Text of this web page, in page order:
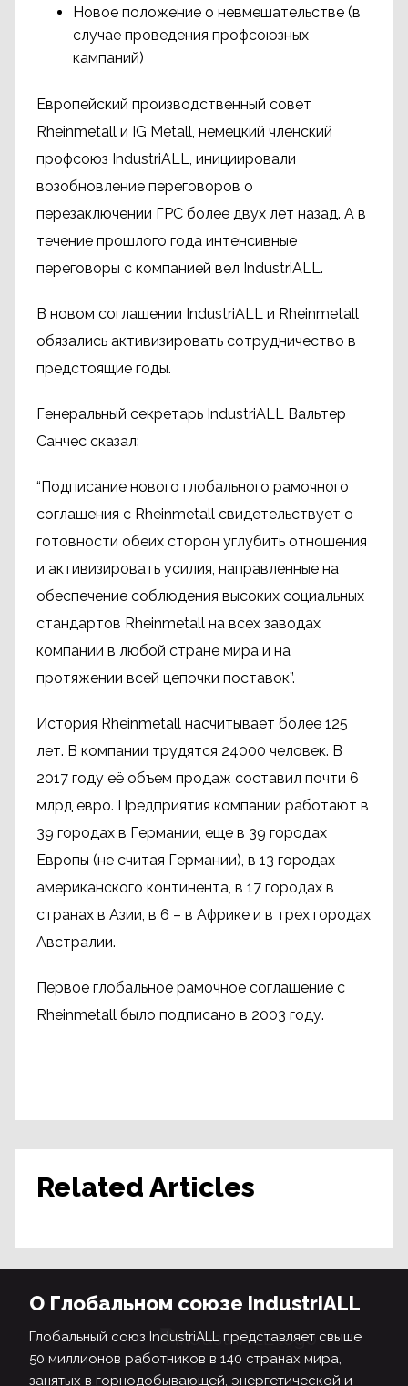
Новое положение о невмешательстве (в
случае проведения профсоюзных
кампаний)
Европейский производственный совет
Rheinmetall и IG Metall, немецкий членский
профсоюз IndustriALL, инициировали
возобновление переговоров о
перезаключении ГРС более двух лет назад. А в
течение прошлого года интенсивные
переговоры с компанией вел IndustriALL.
В новом соглашении IndustriALL и Rheinmetall
обязались активизировать сотрудничество в
предстоящие годы.
Генеральный секретарь IndustriALL Вальтер
Санчес сказал:
“Подписание нового глобального рамочного
соглашения с Rheinmetall свидетельствует о
готовности обеих сторон углубить отношения
и активизировать усилия, направленные на
обеспечение соблюдения высоких социальных
стандартов Rheinmetall на всех заводах
компании в любой стране мира и на
протяжении всей цепочки поставок”.
История Rheinmetall насчитывает более 125
лет. В компании трудятся 24000 человек. В
2017 году её объем продаж составил почти 6
млрд евро. Предприятия компании работают в
39 городах в Германии, еще в 39 городах
Европы (не считая Германии), в 13 городах
американского континента, в 17 городах в
странах в Азии, в 6 – в Африке и в трех городах
Австралии.
Первое глобальное рамочное соглашение с
Rheinmetall было подписано в 2003 году.
Related Articles
О Глобальном союзе IndustriALL
Глобальный союз IndustriALL представляет свыше
50 миллионов работников в 140 странах мира,
занятых в горнодобывающей, энергетической и